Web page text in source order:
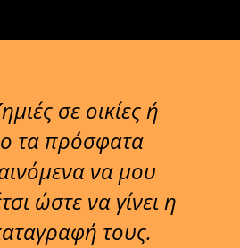
σε οικίες ή
τα πρόσφατα
να μου
ώστε να γίνει η
τους.